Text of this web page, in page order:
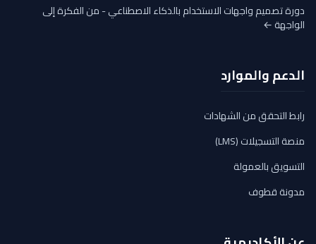
دورة تصميم واجهات الاستخدام بالذكاء الاصطناعي - من الفكرة إلى
الواجهة ←
الدعم والموارد
رابط التحقق من الشهادات
منصة التسجيلات (LMS)
التسويق بالعمولة
مدونة قطوف